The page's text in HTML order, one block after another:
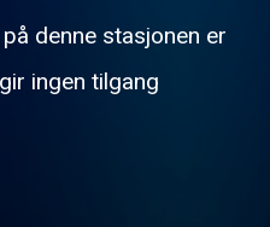
denne stasjonen er
ingen tilgang